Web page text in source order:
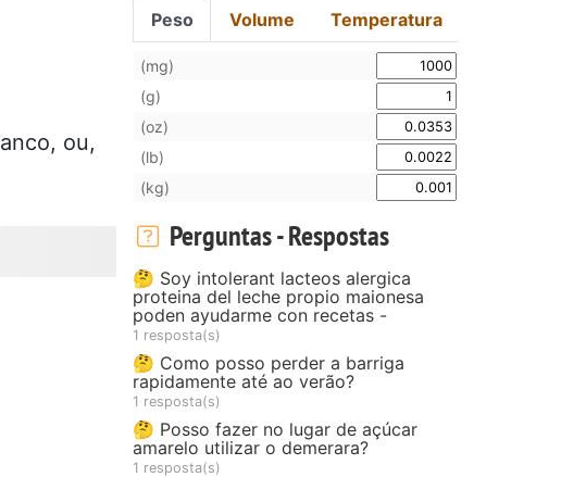
ou,
Peso Volume Temperatura
(mg)
(g)
(oz)
(lb)
(kg)
Perguntas - Respostas
🤔 Soy intolerant lacteos alergica
proteina del leche propio maionesa
poden ayudarme con recetas -
1 resposta(s)
🤔 Como posso perder a barriga
rapidamente até ao verão?
1 resposta(s)
🤔 Posso fazer no lugar de açúcar
amarelo utilizar o demerara?
1 resposta(s)